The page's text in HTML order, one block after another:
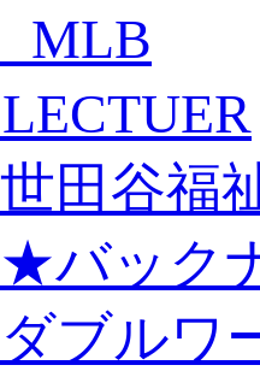
MLB
世田谷福
★バック
ダブルワ